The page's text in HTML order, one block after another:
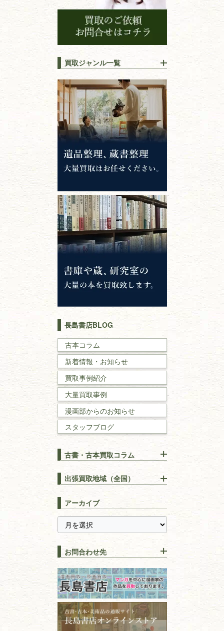
買取ジャンル一覧
江戸時代の書物
唐本・漢籍・
中国書物・朝鮮本
錦絵・浮世絵・版画・刷り物
専門書・ 学術書
哲学書・思想書
心理学・倫理学
仏教書
神道・神社仏閣
イスラム教
キリスト教
戦記・戦史
国文学・国語学
理工書
数学書・物理学書
建築書
漢方・鍼灸・東洋医学
易学・占い
スピリチュアル・ 精神世界
全集・
趣味・教養
書道
拓本・法帖・碑帖
篆刻・印譜
長島書店BLOG
古本コラム
新着情報・お知らせ
買取事例紹介
大量買取事例
漫画部からのお知らせ
スタッフブログ
古書・古本買取コラム
りOK！効率的に売る方法
宅配買取は古本を送るだけ！
長島書店の便利な買取サービ
ス
【持ち込み買取】店頭で簡単
に古本を売るメリットとは？
古本を高く売る方法！買取で
上手な売り方のコツを解説
因！適切な管理で長持ちさせ
るコツ
古本は汚れていると買取でき
ない？適切な保管方法とクリ
ーニング！
ISBNコードとは？書籍の識別
番号の意味と役割を解説
出張買取地域（全国）
東京都
千葉県
神奈川県
静岡県
栃木県
山梨県
新潟県
長野県
愛知県
石川県
福井県
福島県
富山県
青森県
岩手県
アーカイブ
お問合わせ先
古本買取専門店 長島書店
〒101-0051
東京都千代田区神田神保町2-5-1